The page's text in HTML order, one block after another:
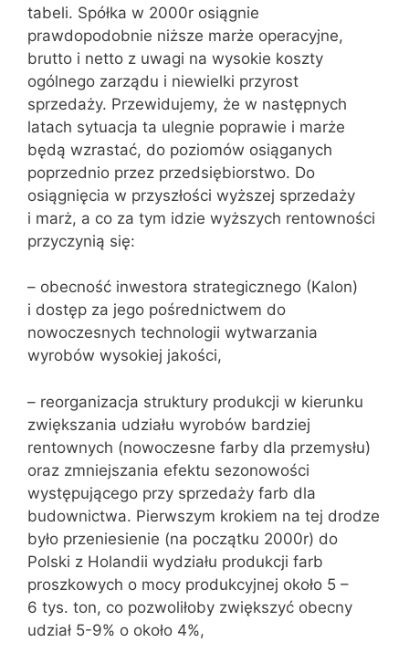
tabeli. Spółka w 2000r osiągnie
prawdopodobnie niższe marże operacyjne,
brutto i netto z uwagi na wysokie koszty
ogólnego zarządu i niewielki przyrost
sprzedaży. Przewidujemy, że w następnych
latach sytuacja ta ulegnie poprawie i marże
będą wzrastać, do poziomów osiąganych
poprzednio przez przedsiębiorstwo. Do
osiągnięcia w przyszłości wyższej sprzedaży
i marż, a co za tym idzie wyższych rentowności
przyczynią się:
– obecność inwestora strategicznego (Kalon)
i dostęp za jego pośrednictwem do
nowoczesnych technologii wytwarzania
wyrobów wysokiej jakości,
– reorganizacja struktury produkcji w kierunku
zwiększania udziału wyrobów bardziej
rentownych (nowoczesne farby dla przemysłu)
oraz zmniejszania efektu sezonowości
występującego przy sprzedaży farb dla
budownictwa. Pierwszym krokiem na tej drodze
było przeniesienie (na początku 2000r) do
Polski z Holandii wydziału produkcji farb
proszkowych o mocy produkcyjnej około 5 –
6 tys. ton, co pozwoliłoby zwiększyć obecny
udział 5-9% o około 4%,